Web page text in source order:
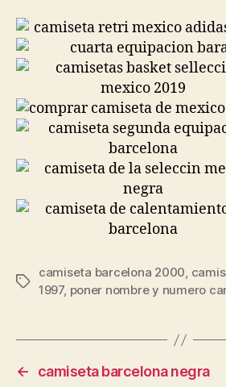
Etiquetas
camiseta barcelona 2000,
1997, poner nombre y numero
←
camiseta barcelona negra